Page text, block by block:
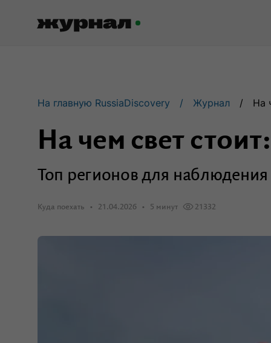
Пишем о России, чтобы родная
Incognita.
Авторы
Сотрудничаем с мастерами слова,
На главную RussiaDiscovery Журнал На
На чем свет
Топ регионов для
Куда поехать 21.04.2026 5 минут 21332